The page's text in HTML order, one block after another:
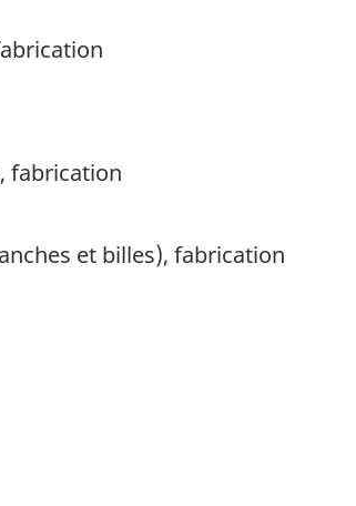
fabrication
et billes), fabrication